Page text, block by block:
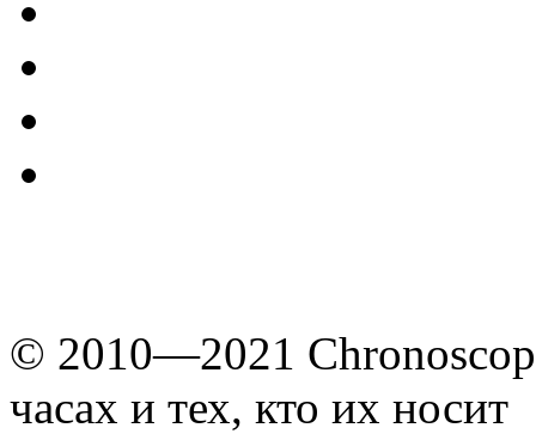
© 2010—2021
часах и тех, кто их носит